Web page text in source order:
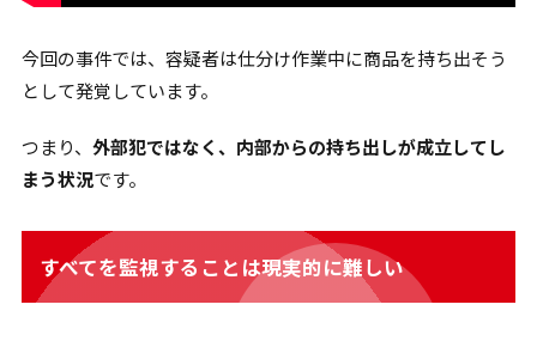
今回の事件では、容疑者は仕分け作業中に商品を持ち出そう
として発覚しています。
つまり、 外部犯ではなく、内部からの持ち出しが成立してし
まう状況です。
すべてを監視することは現実的に難しい